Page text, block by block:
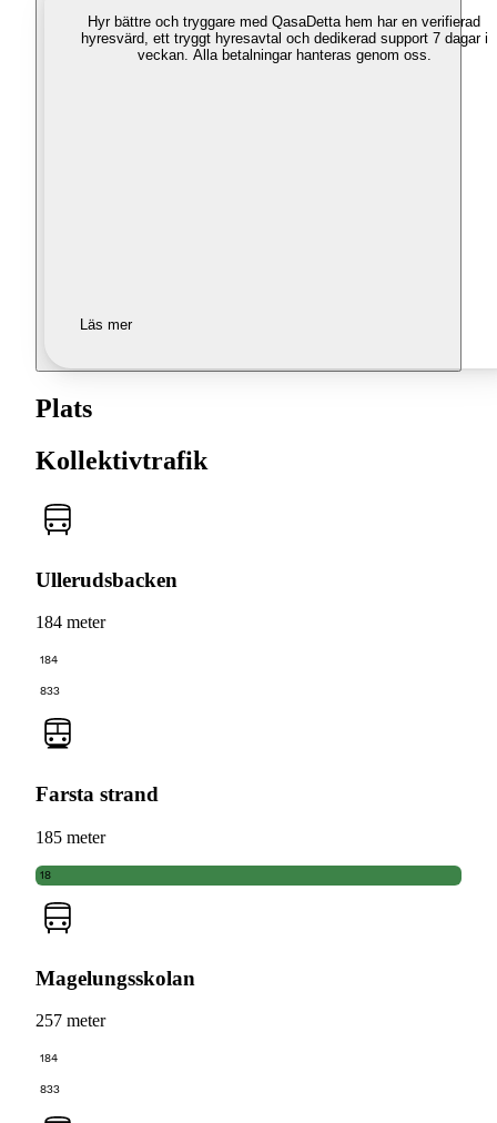
Hyr bättre och tryggare med QasaDetta hem har en verifierad
hyresvärd, ett tryggt hyresavtal och dedikerad support 7 dagar i
veckan. Alla betalningar hanteras genom oss.
Läs mer
Plats
Kollektivtrafik
Ullerudsbacken
184 meter
184
833
Farsta strand
185 meter
18
Magelungsskolan
257 meter
184
833